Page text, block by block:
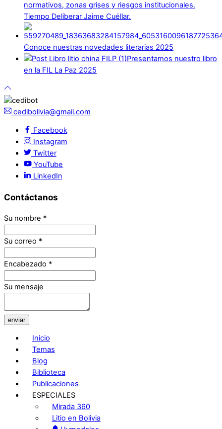
normativos, zonas grises y riesgos institucionales.
Tiempo Deliberar Jaime Cuéllar.
Conoce nuestras novedades literarias 2025
Presentamos nuestro libro
en la FIL La Paz 2025
cedibolivia@gmail.com
Facebook
Instagram
Twitter
YouTube
LinkedIn
Contáctanos
Su nombre *
Su correo *
Encabezado *
Su mensaje
enviar
Inicio
Temas
Blog
Biblioteca
Publicaciones
ESPECIALES
Mirada 360
Litio en Bolivia